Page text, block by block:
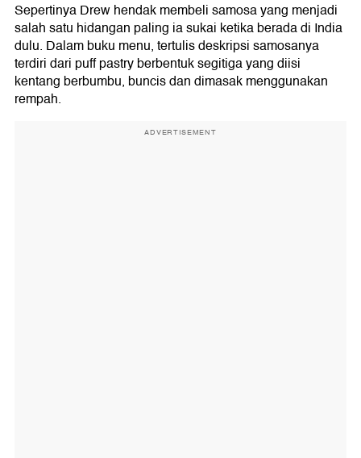
Sepertinya Drew hendak membeli samosa yang menjadi
salah satu hidangan paling ia sukai ketika berada di India
dulu. Dalam buku menu, tertulis deskripsi samosanya
terdiri dari puff pastry berbentuk segitiga yang diisi
kentang berbumbu, buncis dan dimasak menggunakan
rempah.
ADVERTISEMENT